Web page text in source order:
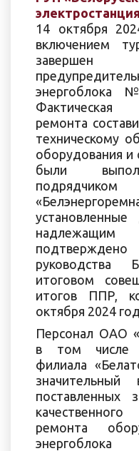
14 октября
включением
завершен
энергоблока
Фактическая
ремонта
техническому
оборудования и
были
руководства
итоговом
итогов ППР,
октября 2024
Персонал ОАО
в том числе
филиала
поставленных
ремонта